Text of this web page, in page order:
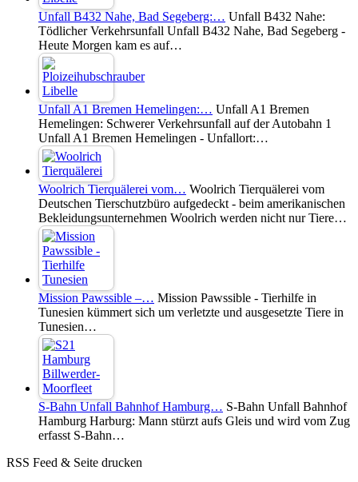
Unfall B432 Nahe, Bad Segeberg:… Unfall B432 Nahe:
Tödlicher Verkehrsunfall Unfall B432 Nahe, Bad Segeberg -
Heute Morgen kam es auf…
Unfall A1 Bremen Hemelingen:… Unfall A1 Bremen
Hemelingen: Schwerer Verkehrsunfall auf der Autobahn 1
Unfall A1 Bremen Hemelingen - Unfallort:…
Woolrich Tierquälerei vom… Woolrich Tierquälerei vom
Deutschen Tierschutzbüro aufgedeckt - beim amerikanischen
Bekleidungsunternehmen Woolrich werden nicht nur Tiere…
Mission Pawssible –… Mission Pawssible - Tierhilfe in
Tunesien kümmert sich um verletzte und ausgesetzte Tiere in
Tunesien…
S-Bahn Unfall Bahnhof Hamburg… S-Bahn Unfall Bahnhof
Hamburg Harburg: Mann stürzt aufs Gleis und wird vom Zug
erfasst S-Bahn…
RSS Feed & Seite drucken